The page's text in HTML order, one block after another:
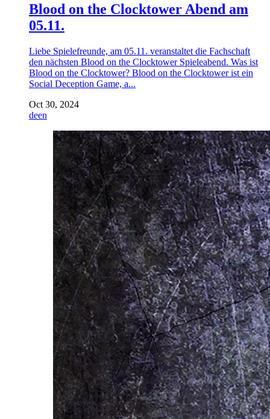
Blood on the Clocktower Abend am
05.11.
Liebe Spielefreunde, am 05.11. veranstaltet die Fachschaft
den nächsten Blood on the Clocktower Spieleabend. Was ist
Blood on the Clocktower? Blood on the Clocktower ist ein
Social Deception Game, a...
Oct 30, 2024
deen